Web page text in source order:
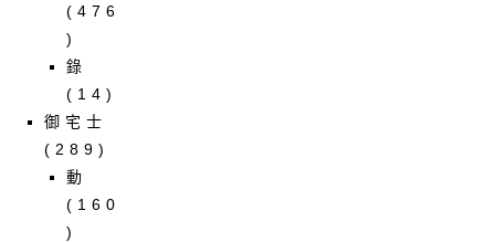
(476
)
錄
(14)
御宅士
(289)
動
(160
)